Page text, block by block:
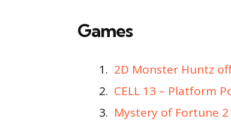
Games
2D Monster Huntz
CELL 13 – Platform
Mystery of Fortune 2